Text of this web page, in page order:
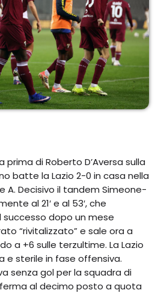
prima di Roberto D’Aversa sulla
batte la Lazio 2-0 in casa nella
A. Decisivo il tandem Simeone-
al 21′ e al 53′, che
dopo un mese
“rivitalizzato” e sale ora a
a +6 sulle terzultime. La Lazio
e sterile in fase offensiva.
senza gol per la squadra di
al decimo posto a quota